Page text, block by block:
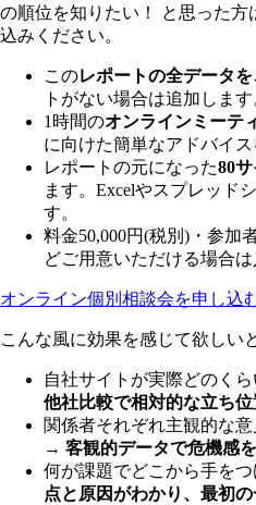
の順位を知りたい！ と思った方
込みください。
このレポートの全データを
トがない場合は追加します
1時間のオンラインミーテ
に向けた簡単なアドバイス
レポートの元になった80
ます。Excelやスプレッド
す。
料金50,000円(税別)・参加
どご用意いただける場合は
オンライン個別相談会を申し込
こんな風に効果を感じて欲しい
自社サイトが実際どのく
他社比較で相対的な立ち位
関係者それぞれ主観的な
→ 客観的データで危機感を
何が課題でどこから手を
点と原因がわかり、最初